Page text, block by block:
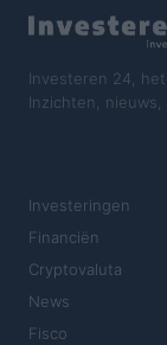
Investeren 24,
Inzichten,
Investeringen
Financiën
Cryptovaluta
News
Fisco